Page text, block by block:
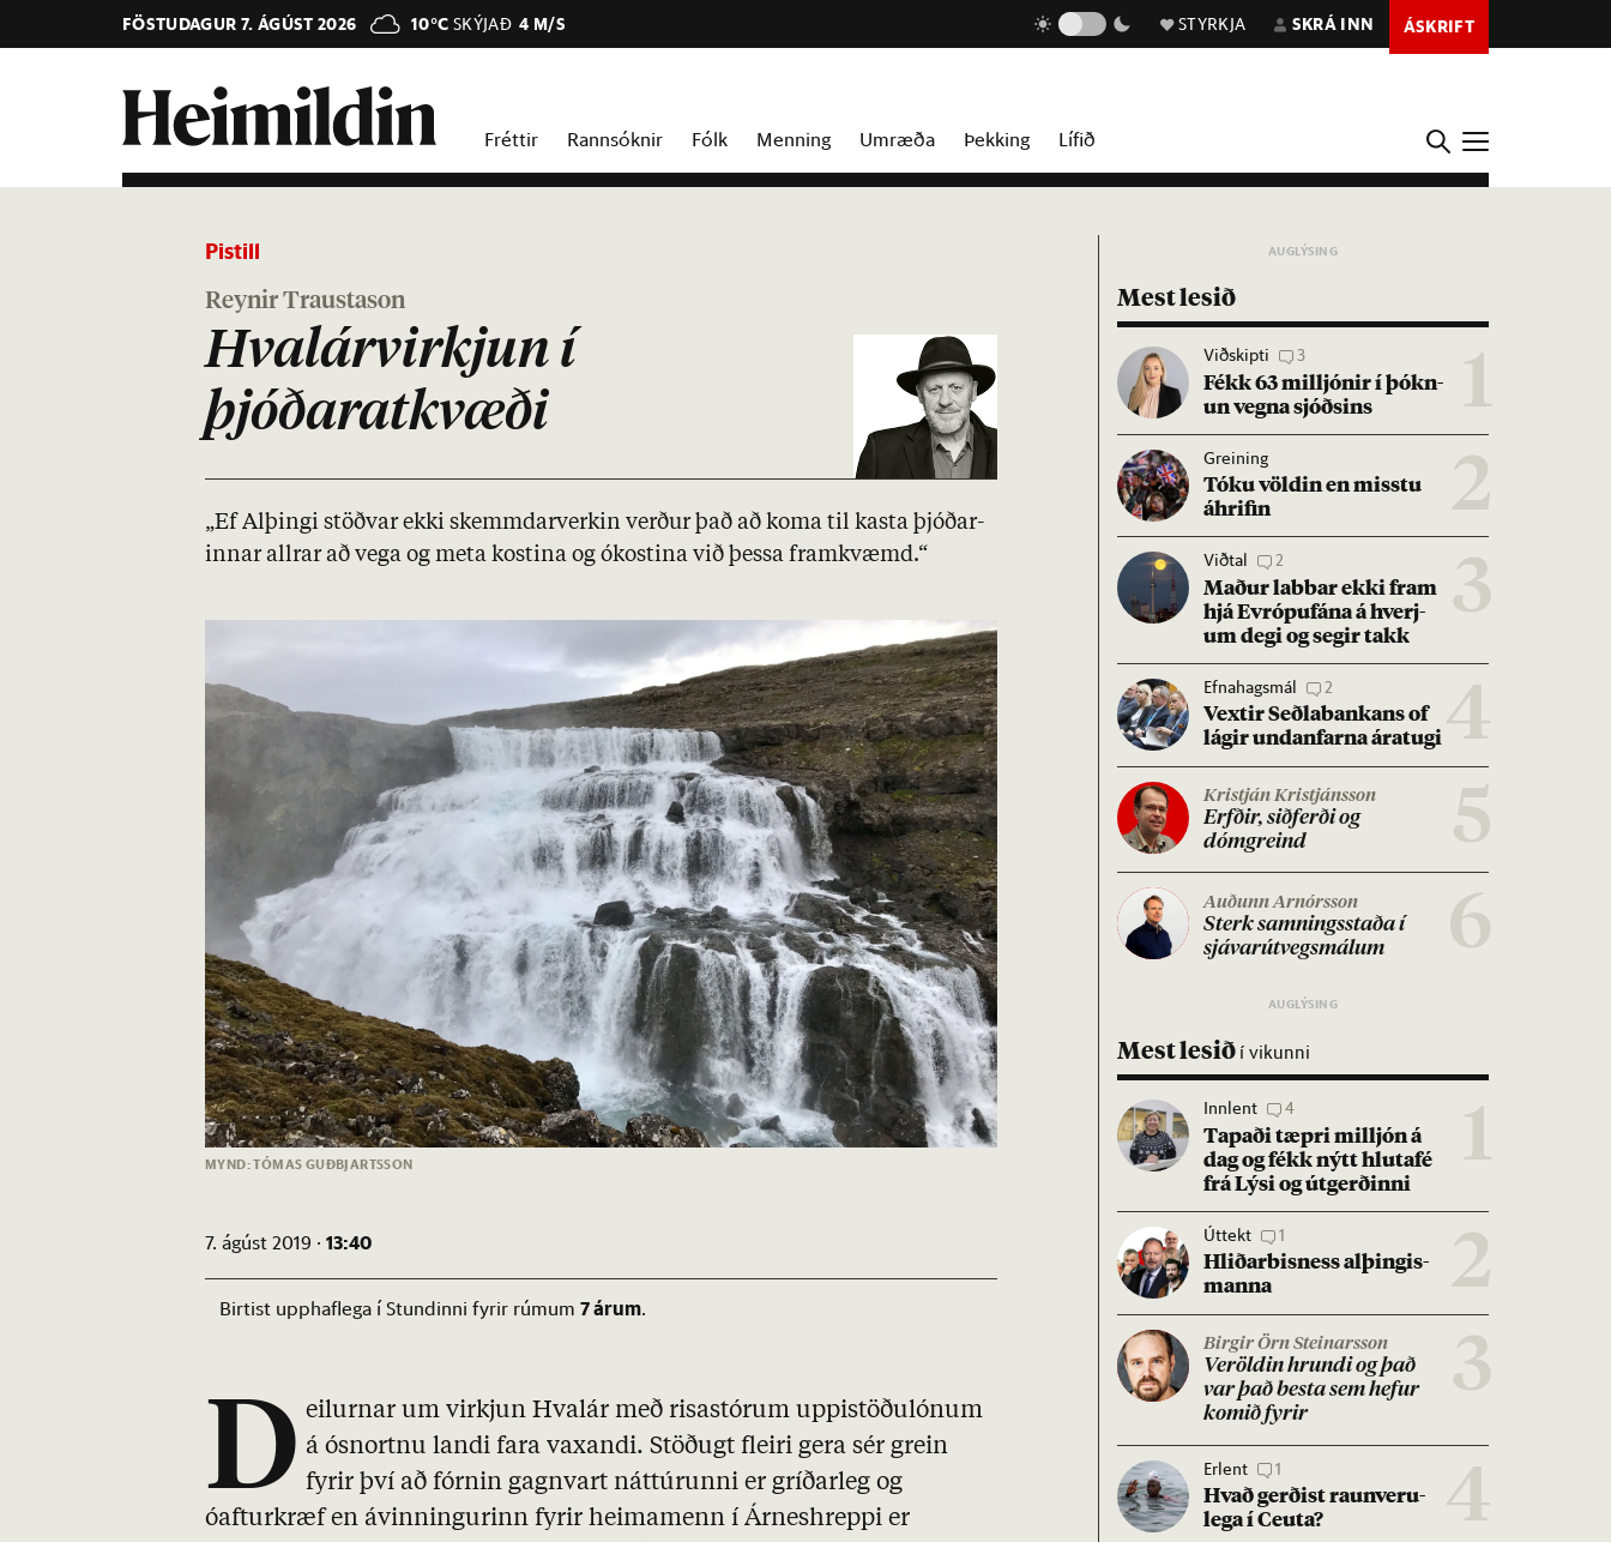
FÖSTUDAGUR 7. ÁGÚST 2026 10°C SKÝJAÐ 4 M/S STYRKJA SKRÁ INN ÁSKRIFT
Fréttir Rannsóknir Fólk Menning Umræða Þekking Lífið
Pistill
Reynir Traustason
Hvalárvirkjun í
þjóðaratkvæði
„Ef Al­þingi stöðv­ar ekki skemmd­ar­verk­in verð­ur það að koma til kasta þjóð­ar­
inn­ar allr­ar að vega og meta kost­ina og ókost­ina við þessa fram­kvæmd.“
MYND: TÓMAS GUÐBJARTSSON
7. ágúst 2019 ·13:40
Birtist upphaflega í Stundinni fyrir rúmum7 árum.
D eilurnar um virkjun Hvalár með risastórum uppistöðulónum
á ósnortnu landi fara vaxandi. Stöðugt fleiri gera sér grein
fyrir því að fórnin gagnvart náttúrunni er gríðarleg og
óafturkræf en ávinningurinn fyrir heimamenn í Árneshreppi er
Mest lesið
1
Viðskipti 3
Fékk 63 millj­ón­ir í þókn­
un vegna sjóðs­ins
2
Greining
Tóku völd­in en misstu
áhrif­in
3
Viðtal 2
Mað­ur labb­ar ekki fram
hjá Evr­ópuf­ána á hverj­
um degi og seg­ir takk
4
Efnahagsmál 2
Vext­ir Seðla­bank­ans of
lág­ir und­an­farna ára­tugi
5
Kristján Kristjánsson
Erfð­ir, sið­ferði og
dómgreind
6
Auðunn Arnórsson
Sterk samn­ings­staða í
sjáv­ar­út­vegs­mál­um
Mest lesið í vikunni
1
Innlent 4
Tap­aði tæpri millj­ón á
dag og fékk nýtt hluta­fé
frá Lýsi og út­gerð­inni
2
Úttekt 1
Hlið­ar­bis­ness al­þing­is­
manna
3
Birgir Örn Steinarsson
Ver­öld­in hrundi og það
var það besta sem hef­ur
kom­ið fyr­ir
4
Erlent 1
Hvað gerð­ist raun­veru­
lega í Ceuta?